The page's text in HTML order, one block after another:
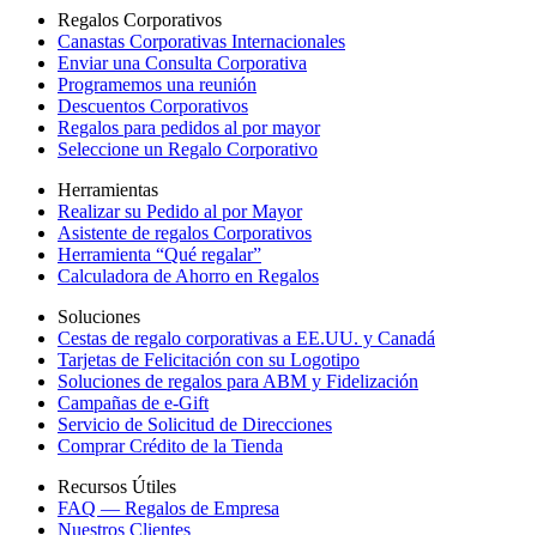
Regalos Corporativos
Canastas Corporativas Internacionales
Enviar una Consulta Corporativa
Programemos una reunión
Descuentos Corporativos
Regalos para pedidos al por mayor
Seleccione un Regalo Corporativo
Herramientas
Realizar su Pedido al por Mayor
Asistente de regalos Corporativos
Herramienta “Qué regalar”
Calculadora de Ahorro en Regalos
Soluciones
Cestas de regalo corporativas a EE.UU. y Canadá
Tarjetas de Felicitación con su Logotipo
Soluciones de regalos para ABM y Fidelización
Campañas de e-Gift
Servicio de Solicitud de Direcciones
Comprar Crédito de la Tienda
Recursos Útiles
FAQ — Regalos de Empresa
Nuestros Clientes